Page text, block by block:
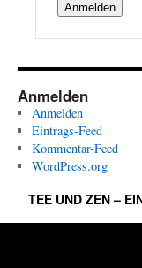
Anmelden
Anmelden
Anmelden
Eintrags-Feed
Kommentar-Feed
WordPress.org
TEE UND ZEN –